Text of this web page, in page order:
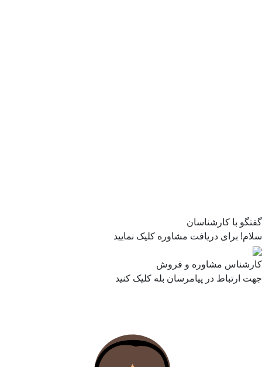
گفتگو با کارشناسان
سلام! برای دریافت مشاوره کلیک نمایید
کارشناس مشاوره و فروش
جهت ارتباط در پیامرسان بله کلیک کنید